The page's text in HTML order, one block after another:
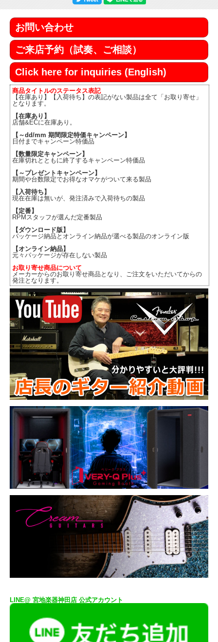
お問い合わせ
ご来店予約（試奏、ご相談）
Click here for inquiries (English)
商品タイトルのステータス表記
【在庫あり】【入荷待ち】の表記がない製品は全て「お取り寄せ」
となります。
【在庫あり】
店舗&ECに在庫あり。
【～dd/mm 期間限定特価キャンペーン】
日付までキャンペーン特価品
【数量限定キャンペーン】
在庫切れとともに終了するキャンペーン特価品
【～プレゼントキャンペーン】
期間や台数限定でお得なオマケがついて来る製品
【入荷待ち】
現在在庫は無いが、発注済みで入荷待ちの製品
【定番】
RPMスタッフが選んだ定番製品
【ダウンロード版】
パッケージ納品とオンライン納品が選べる製品のオンライン版
【オンライン納品】
元々パッケージが存在しない製品
お取り寄せ商品について
メーカーからのお取り寄せ商品となり、ご注文をいただいてからの
発注となります。
LINE@ 宮地楽器神田店 公式アカウント